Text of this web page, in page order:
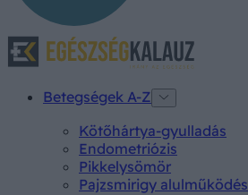
Betegségek A-Z
Kötőhártya-gyulladás
Endometriózis
Pikkelysömör
Pajzsmirigy alulműködés